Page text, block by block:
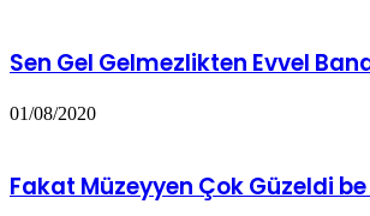
Sen Gel Gelmezlikten Evvel
01/08/2020
Fakat Müzeyyen Çok Güzeldi